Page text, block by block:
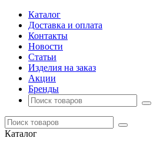
Каталог
Доставка и оплата
Контакты
Новости
Статьи
Изделия на заказ
Акции
Бренды
Каталог